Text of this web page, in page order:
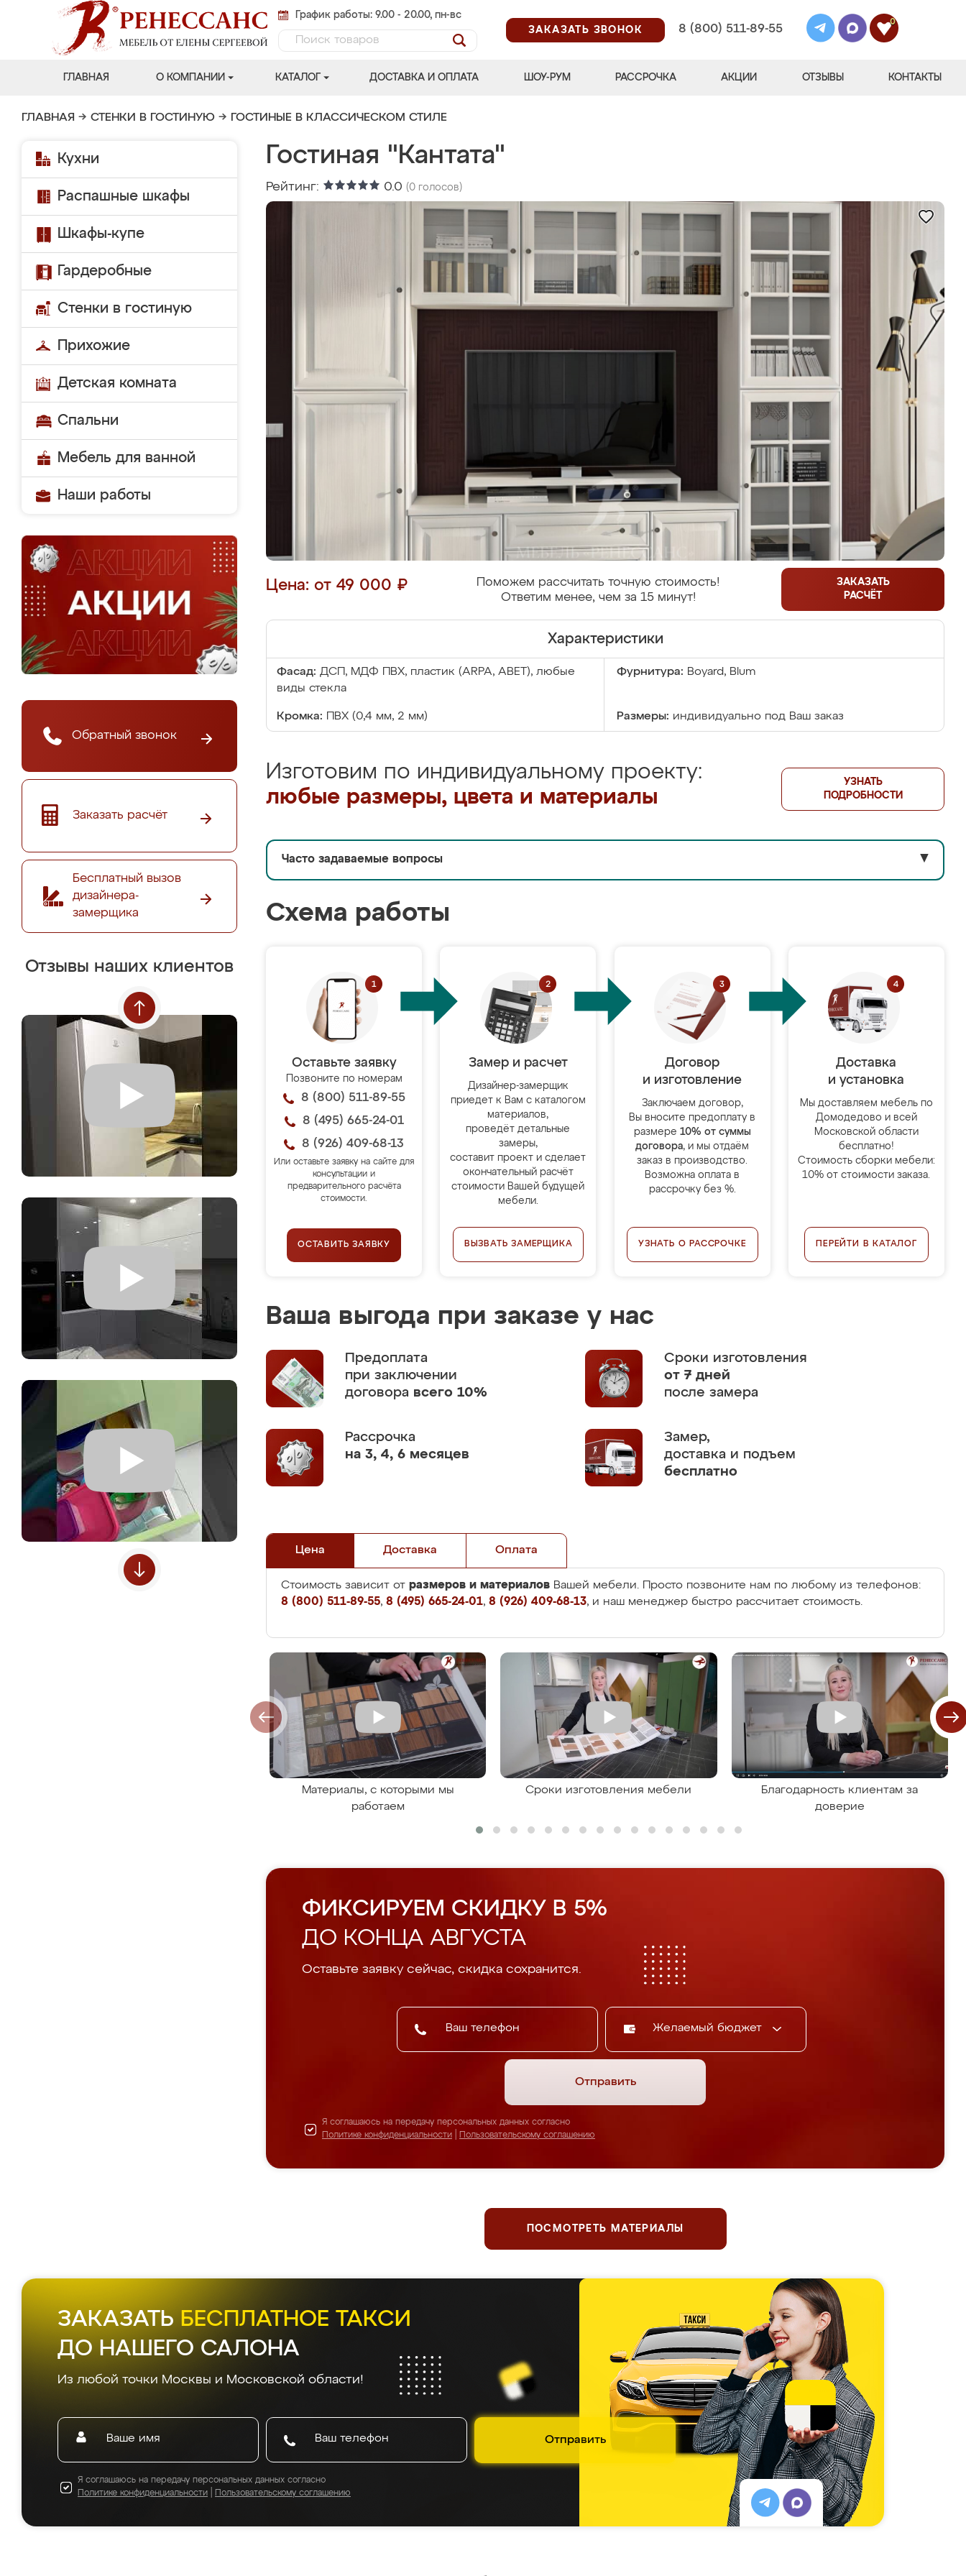
График работы: 9.00 - 20.00, пн-вс
ЗАКАЗАТЬ ЗВОНОК
8 (800) 511-89-55
0
ГЛАВНАЯ О КОМПАНИИ КАТАЛОГ ДОСТАВКА И ОПЛАТА ШОУ-РУМ РАССРОЧКА АКЦИИ ОТЗЫВЫ КОНТАКТЫ
ГЛАВНАЯ → СТЕНКИ В ГОСТИНУЮ → ГОСТИНЫЕ В КЛАССИЧЕСКОМ СТИЛЕ
Кухни
Распашные шкафы
Шкафы-купе
Гардеробные
Стенки в гостиную
Прихожие
Детская комната
Спальни
Мебель для ванной
Наши работы
Обратный звонок
Заказать расчёт
Бесплатный вызов
дизайнера-
замерщика
Отзывы наших клиентов
Гостиная "Кантата"
Рейтинг: 0.0 (0 голосов)
Цена: от 49 000 ₽
Поможем рассчитать точную стоимость!
Ответим менее, чем за 15 минут!
ЗАКАЗАТЬ
РАСЧЁТ
Характеристики
Фасад: ДСП, МДФ ПВХ, пластик (ARPA, ABET), любые
виды стекла
Фурнитура: Boyard, Blum
Кромка: ПВХ (0,4 мм, 2 мм) Размеры: индивидуально под Ваш заказ
Изготовим по индивидуальному проекту:
любые размеры, цвета и материалы
УЗНАТЬ
ПОДРОБНОСТИ
Часто задаваемые вопросы ▼
Схема работы
Оставьте заявку
Позвоните по номерам
8 (800) 511-89-55
8 (495) 665-24-01
8 (926) 409-68-13
Или оставьте заявку на сайте для
консультации и
предварительного расчёта
стоимости.
ОСТАВИТЬ ЗАЯВКУ
Замер и расчет
Дизайнер-замерщик
приедет к Вам с каталогом
материалов,
проведёт детальные
замеры,
составит проект и сделает
окончательный расчёт
стоимости Вашей будущей
мебели.
ВЫЗВАТЬ ЗАМЕРЩИКА
Договор
и изготовление
Заключаем договор,
Вы вносите предоплату в
размере 10% от суммы
договора, и мы отдаём
заказ в производство.
Возможна оплата в
рассрочку без %.
УЗНАТЬ О РАССРОЧКЕ
Доставка
и установка
Мы доставляем мебель по
Домодедово и всей
Московской области
бесплатно!
Стоимость сборки мебели:
10% от стоимости заказа.
ПЕРЕЙТИ В КАТАЛОГ
Ваша выгода при заказе у нас
Предоплата
при заключении
договора всего 10%
Сроки изготовления
от 7 дней
после замера
Рассрочка
на 3, 4, 6 месяцев
Замер,
доставка и подъем
бесплатно
Цена Доставка Оплата
Стоимость зависит от размеров и материалов Вашей мебели. Просто позвоните нам по любому из телефонов:
8 (800) 511-89-55, 8 (495) 665-24-01, 8 (926) 409-68-13, и наш менеджер быстро рассчитает стоимость.
Материалы, с которыми мы
работаем
Сроки изготовления мебели
Благодарность клиентам за
доверие
ФИКСИРУЕМ СКИДКУ В 5%
ДО КОНЦА АВГУСТА
Оставьте заявку сейчас, скидка сохранится.
Желаемый бюджет
Отправить
Я соглашаюсь на передачу персональных данных согласно
Политике конфиденциальности
Пользовательскому соглашению
ПОСМОТРЕТЬ МАТЕРИАЛЫ
ЗАКАЗАТЬ БЕСПЛАТНОЕ ТАКСИ
ДО НАШЕГО САЛОНА
Из любой точки Москвы и Московской области!
Отправить
Я соглашаюсь на передачу персональных данных согласно
Политике конфиденциальности
Пользовательскому соглашению